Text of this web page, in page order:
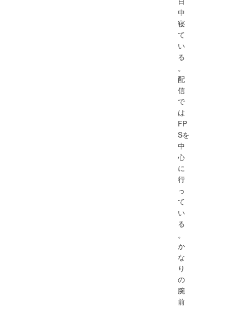
中
寝
て
い
る
。
配
信
で
は
FP
Sを
中
心
に
行
っ
て
い
る
。
か
な
り
の
腕
前